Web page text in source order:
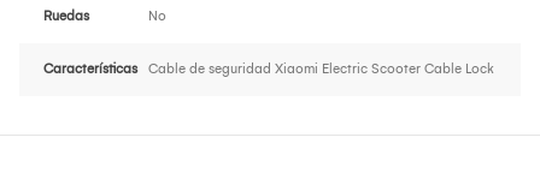
Ruedas No
Características Cable de seguridad Xiaomi Electric Scooter Cable Lock